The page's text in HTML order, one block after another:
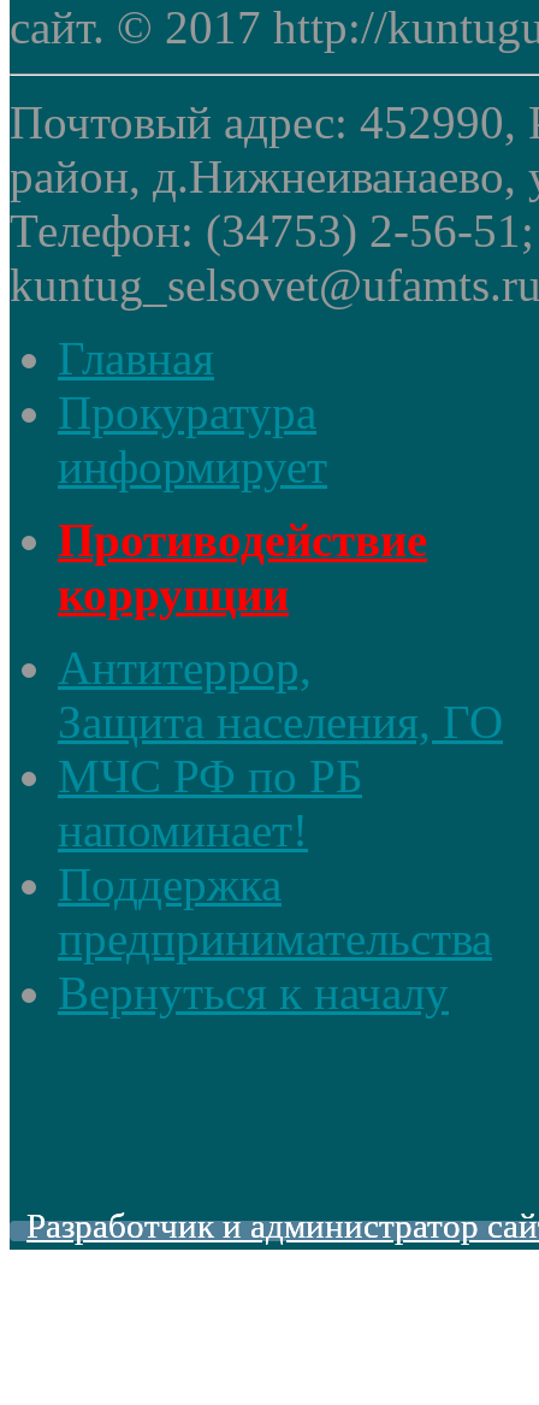
сайт. © 2017 http://
Почтовый адрес: 452990,
район, д.Нижнеиванаево,
Телефон: (34753) 2-56-
Главная
Прокуратура
информирует
Противодействие
коррупции
Антитеррор,
Защита населения, ГО
МЧС РФ по РБ
напоминает!
Поддержка
предпринимательства
Вернуться к началу
Разработчик и администратор